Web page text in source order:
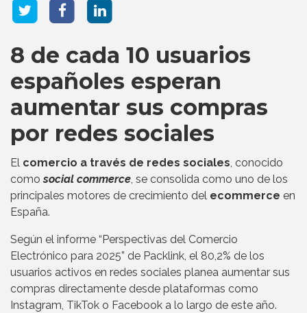
8 de cada 10 usuarios
españoles esperan
aumentar sus compras
por redes sociales
El comercio a través de redes sociales, conocido
comosocial commerce, se consolida como uno de los
principales motores de crecimiento del ecommerce en
España.
Según el informe “Perspectivas del Comercio
Electrónico para 2025” de Packlink, el 80,2% de los
usuarios activos en redes sociales planea aumentar sus
compras directamente desde plataformas como
Instagram, TikTok o Facebook a lo largo de este año.